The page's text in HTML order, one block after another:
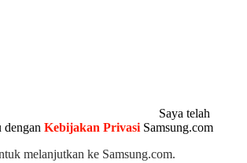
Saya telah
dengan Kebijakan Privasi Samsung.com
melanjutkan ke Samsung.com.